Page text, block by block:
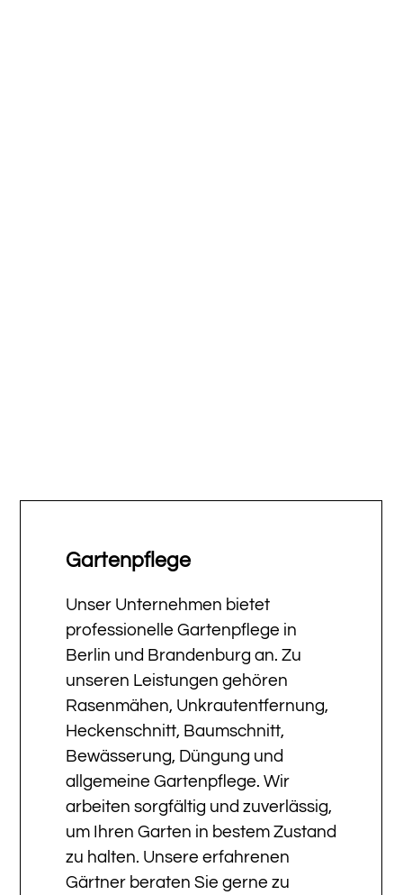
Gartenpflege
Unser Unternehmen bietet
professionelle Gartenpflege in
Berlin und Brandenburg an. Zu
unseren Leistungen gehören
Rasenmähen, Unkrautentfernung,
Heckenschnitt, Baumschnitt,
Bewässerung, Düngung und
allgemeine Gartenpflege. Wir
arbeiten sorgfältig und zuverlässig,
um Ihren Garten in bestem Zustand
zu halten. Unsere erfahrenen
Gärtner beraten Sie gerne zu